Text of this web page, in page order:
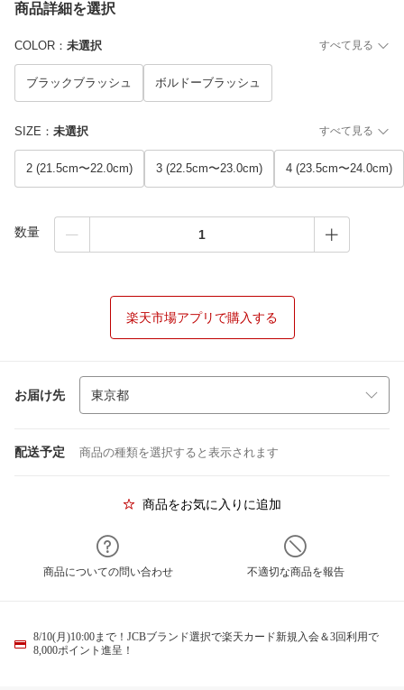
商品詳細を選択
COLOR ： 未選択 すべて見る
ブラックブラッシュ ボルドーブラッシュ
SIZE ： 未選択 すべて見る
2 (21.5cm〜22.0cm) 3 (22.5cm〜23.0cm) 4 (23.5cm〜24.0cm)
数量
楽天市場アプリで購入する
お届け先
配送予定 商品の種類を選択すると表示されます
商品をお気に入りに追加
商品についての問い合わせ 不適切な商品を報告
8/10(月)10:00まで！JCBブランド選択で楽天カード新規入会＆3回利用で
8,000ポイント進呈！